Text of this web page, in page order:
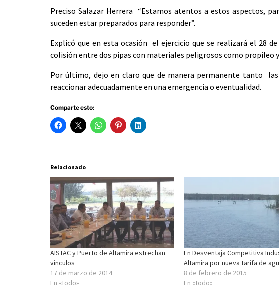
Preciso Salazar Herrera “Estamos atentos a estos aspectos,
suceden estar preparados para responder”.
Explicó que en esta ocasión el ejercicio que se realizará el 28
colisión entre dos pipas con materiales peligrosos como propileo
Por último, dejo en claro que de manera permanente tanto
reaccionar adecuadamente en una emergencia o eventualidad.
Comparte esto:
Relacionado
AISTAC y Puerto de Altamira estrechan
vínculos
17 de marzo de 2014
En «Todo»
En Desventaja Competitiva
Altamira por nueva tarifa de
8 de febrero de 2015
En «Todo»